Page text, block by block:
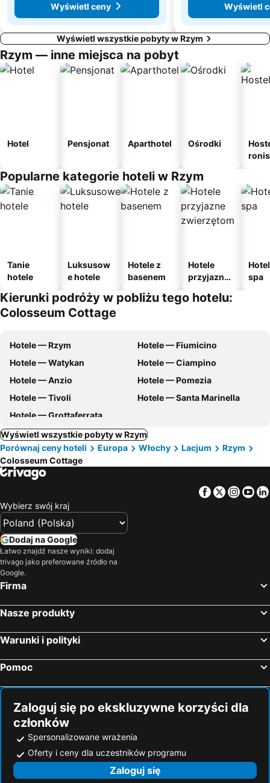
Wyświetl ceny
Wyświetl
Wyświetl wszystkie pobyty w Rzym
Rzym — inne miejsca na pobyt
Hotel Pensjonat Aparthotel Ośrodki
Popularne kategorie hoteli w Rzym
Tanie
hotele
Luksusow
e hotele
Hotele z
basenem
Hotele
przyjazne
m
spa
Kierunki podróży w pobliżu tego hotelu:
Colosseum Cottage
Hotele — Rzym
Hotele — Fiumicino
Hotele — Watykan
Hotele — Ciampino
Hotele — Anzio
Hotele — Pomezia
Hotele — Tivoli
Hotele — Santa Marinella
Hotele — Grottaferrata
Wyświetl wszystkie pobyty w Rzym
Porównaj ceny hoteli
Europa Włochy Lacjum
Rzym
Colosseum Cottage
Facebook
Twitter
Wybierz swój kraj
Dodaj na Google
Łatwo znajdź nasze wyniki: dodaj
trivago jako preferowane źródło na
Google.
Firma
Nasze produkty
Warunki i polityki
Pomoc
Zaloguj się po ekskluzywne korzyści dla
członków
Spersonalizowane wrażenia
Oferty i ceny dla uczestników programu
Zaloguj się